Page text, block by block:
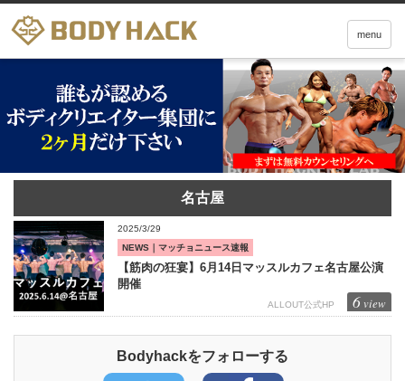
menu
名古屋
2025/3/29
NEWS｜マッチョニュース速報
【筋肉の狂宴】6月14日マッスルカフェ名古屋公演
開催
ALLOUT公式HP 6 view
Bodyhackをフォローする